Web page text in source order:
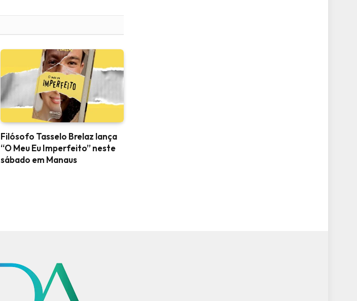
Filósofo Tasselo Brelaz lança
“O Meu Eu Imperfeito” neste
sábado em Manaus